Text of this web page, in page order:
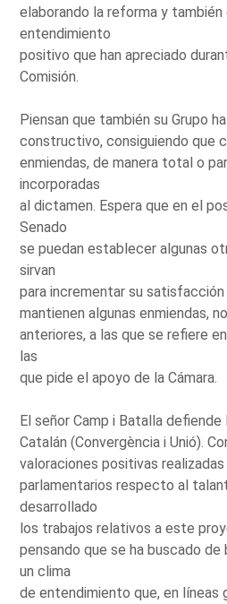
elaborando la reforma y
entendimiento
positivo que han apreciado
Comisión.
Piensan que también su Grupo
constructivo, consiguiendo que
enmiendas, de manera total o
incorporadas
al dictamen. Espera que en el
Senado
se puedan establecer algunas
sirvan
para incrementar su satisfacción
mantienen algunas enmiendas,
anteriores, a las que se refiere
las
que pide el apoyo de la Cámara.
El señor Camp i Batalla defiende
Catalán (Convergència i Unió).
valoraciones positivas
parlamentarios respecto al
desarrollado
los trabajos relativos a este
pensando que se ha buscado
un clima
de entendimiento que, en líneas